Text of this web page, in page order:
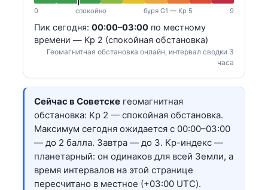
0 спокойно буря G1 — Kp 5 9
Пик сегодня: 00:00–03:00 по местному
времени — Kp 2 (спокойная обстановка)
Геомагнитная обстановка онлайн, интервал сводки 3
часа
Сейчас в Советске геомагнитная
обстановка: Kp 2 — спокойная обстановка.
Максимум сегодня ожидается с 00:00–03:00
— до 2 балла. Завтра — до 3. Kp-индекс —
планетарный: он одинаков для всей Земли, а
время интервалов на этой странице
пересчитано в местное (+03:00 UTC).